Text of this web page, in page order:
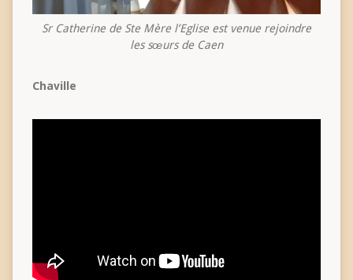
Sr Catherine de Ste Mère l’Eglise est venue rejoindre
les sœurs de Caen
Chaville